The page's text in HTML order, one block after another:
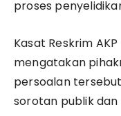
proses
Kasat Reskrim
mengatakan
persoalan
sorotan publik